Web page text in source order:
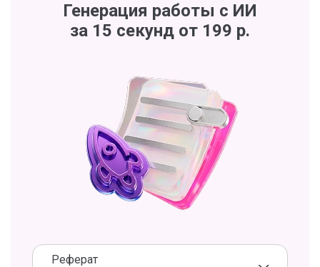
Генерация работы с ИИ
за 15 секунд от 199 р.
Реферат